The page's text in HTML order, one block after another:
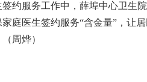
约服务工作中，薛埠中心卫生
庭医生签约服务“含金量”，让
周烨）